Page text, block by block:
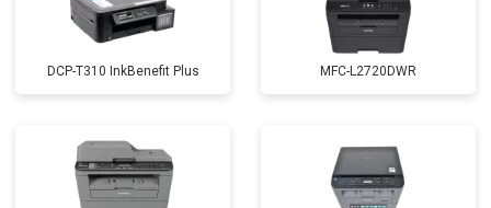
DCP-T310 InkBenefit Plus MFC-L2720DWR